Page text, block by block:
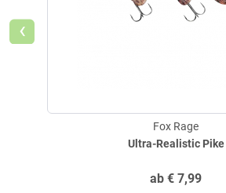
Ultra-Realistic Pike
Fox Rage
ab € 7,99
‹